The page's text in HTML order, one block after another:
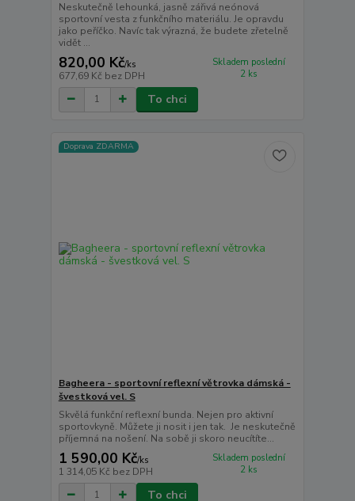
Neskutečně lehounká, jasně zářivá neónová
sportovní vesta z funkčního materiálu. Je opravdu
jako peříčko. Navíc tak výrazná, že budete zřetelně
vidět ...
820,00 Kč/ks
677,69 Kč bez DPH
Skladem poslední
2 ks
To chci
Doprava ZDARMA
Bagheera - sportovní reflexní větrovka dámská -
švestková vel. S
Skvělá funkční reflexní bunda. Nejen pro aktivní
sportovkyně. Můžete ji nosit i jen tak. Je neskutečně
příjemná na nošení. Na sobě ji skoro neucítíte...
1 590,00 Kč/ks
1 314,05 Kč bez DPH
Skladem poslední
2 ks
To chci